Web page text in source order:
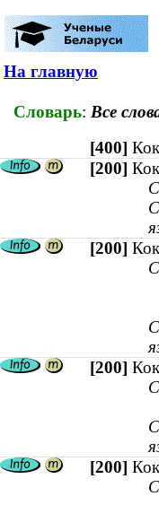
На главную
Словарь: Все
[400]
[200]
[200]
[200]
[200]